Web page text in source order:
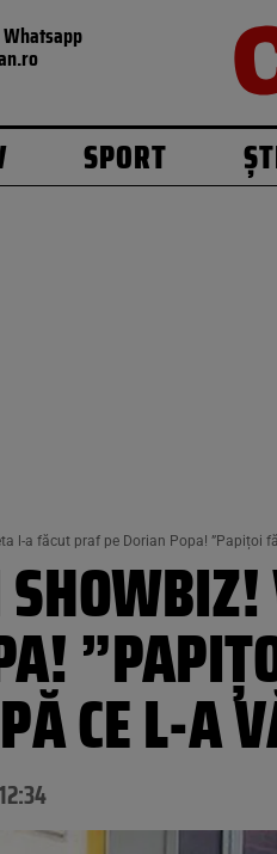
SPORT
l-a făcut praf pe Dorian Popa! ”Papițoi
CE L-A